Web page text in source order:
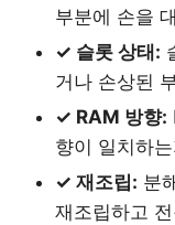
부분에 손을
✓ 슬롯 상태:
거나 손상된
✓ RAM 방향:
향이 일치하
✓ 재조립: 분
재조립하고